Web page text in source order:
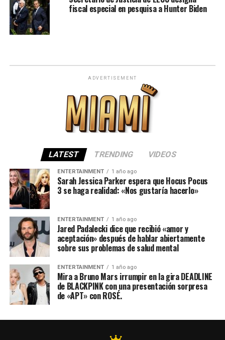
fiscal especial en pesquisa a Hunter Biden
ADVERTISEMENT
LATEST TRENDING VIDEOS
ENTERTAINMENT 1 año ago
Sarah Jessica Parker espera que Hocus Pocus
3 se haga realidad: «Nos gustaría hacerlo»
ENTERTAINMENT 1 año ago
Jared Padalecki dice que recibió «amor y
aceptación» después de hablar abiertamente
sobre sus problemas de salud mental
ENTERTAINMENT 1 año ago
Mira a Bruno Mars irrumpir en la gira DEADLINE
de BLACKPINK con una presentación sorpresa
de «APT» con ROSÉ.